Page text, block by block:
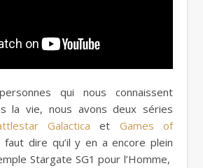
qui nous connaissent
la vie, nous avons deux séries
Galactica et Games of
faut dire qu’il y en a encore plein
Stargate SG1 pour l’Homme,